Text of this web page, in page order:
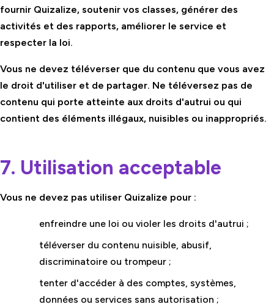
fournir Quizalize, soutenir vos classes, générer des
activités et des rapports, améliorer le service et
respecter la loi.
Vous ne devez téléverser que du contenu que vous avez
le droit d'utiliser et de partager. Ne téléversez pas de
contenu qui porte atteinte aux droits d'autrui ou qui
contient des éléments illégaux, nuisibles ou inappropriés.
7. Utilisation acceptable
Vous ne devez pas utiliser Quizalize pour :
enfreindre une loi ou violer les droits d'autrui ;
téléverser du contenu nuisible, abusif,
discriminatoire ou trompeur ;
tenter d'accéder à des comptes, systèmes,
données ou services sans autorisation ;